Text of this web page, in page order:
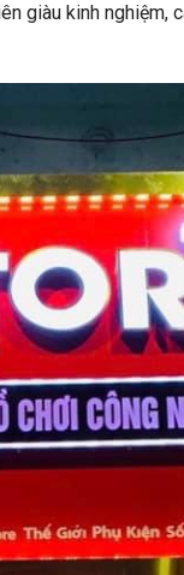
giàu kinh nghiệm,